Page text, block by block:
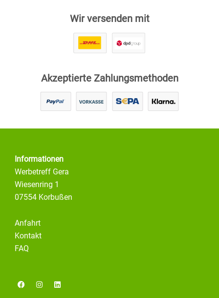
Wir versenden mit
Akzeptierte Zahlungsmethoden
Informationen
Werbetreff Gera
Wiesenring 1
07554 Korbußen
Anfahrt
Kontakt
FAQ
F
a
I
n
L
i